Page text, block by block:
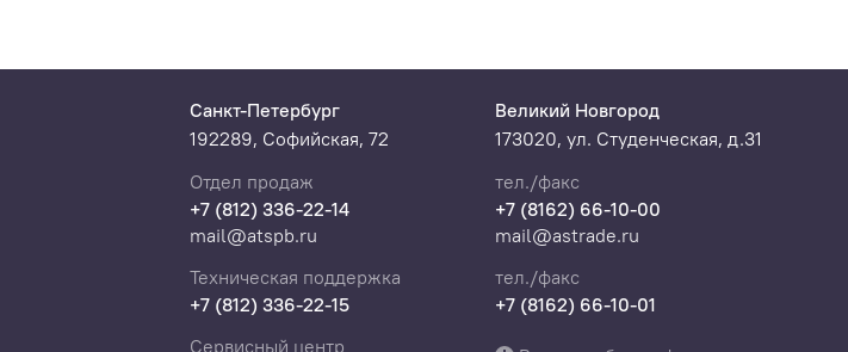
Санкт-Петербург
192289, Софийская, 72
Отдел продаж
+7 (812) 336-22-14
mail@atspb.ru
Техническая поддержка
+7 (812) 336-22-15
Сервисный центр
Великий Новгород
173020, ул. Студенческая, д.31
тел./факс
+7 (8162) 66-10-00
mail@astrade.ru
тел./факс
+7 (8162) 66-10-01